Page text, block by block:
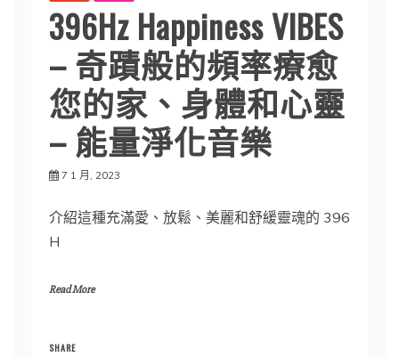
396Hz Happiness VIBES
– 奇蹟般的頻率療愈
您的家、身體和心靈
– 能量淨化音樂
7 1 月, 2023
介紹這種充滿愛、放鬆、美麗和舒緩靈魂的 396
H
Read More
SHARE